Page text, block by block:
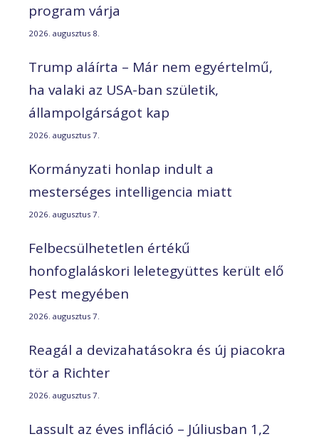
program várja
2026. augusztus 8.
Trump aláírta – Már nem egyértelmű,
ha valaki az USA-ban születik,
állampolgárságot kap
2026. augusztus 7.
Kormányzati honlap indult a
mesterséges intelligencia miatt
2026. augusztus 7.
Felbecsülhetetlen értékű
honfoglaláskori leletegyüttes került elő
Pest megyében
2026. augusztus 7.
Reagál a devizahatásokra és új piacokra
tör a Richter
2026. augusztus 7.
Lassult az éves infláció – Júliusban 1,2